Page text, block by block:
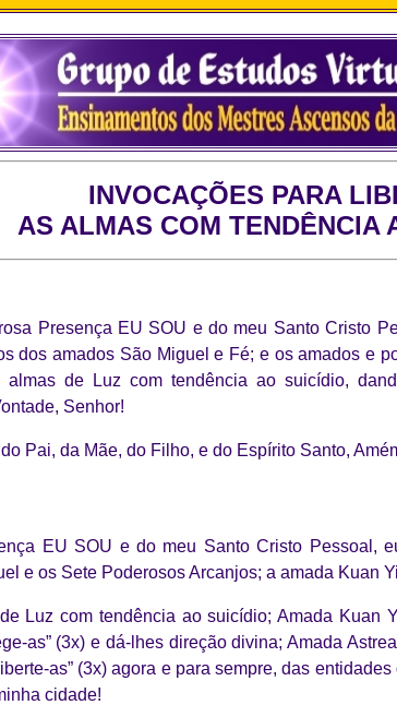
INVOCAÇÕES PARA
AS ALMAS COM TENDÊNCIA
Presença EU SOU e do meu Santo Cristo
dos amados São Miguel e Fé; e os amados e
almas de Luz com tendência ao suicídio,
Senhor!
Pai, da Mãe, do Filho, e do Espírito Santo,
EU SOU e do meu Santo Cristo Pessoal,
e os Sete Poderosos Arcanjos; a amada Kuan
Luz com tendência ao suicídio; Amada Kuan
as” (3x) e dá-lhes direção divina; Amada
as” (3x) agora e para sempre, das
cidade!